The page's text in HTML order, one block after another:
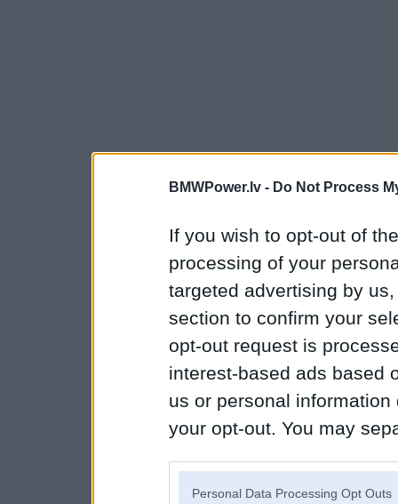
BMWPower.lv - Do Not Process
If you wish to opt-out of
processing of your
targeted advertising by
section to confirm your
opt-out request is
interest-based ads based
us or personal
your opt-out. You may
Personal Data Processing Opt Outs